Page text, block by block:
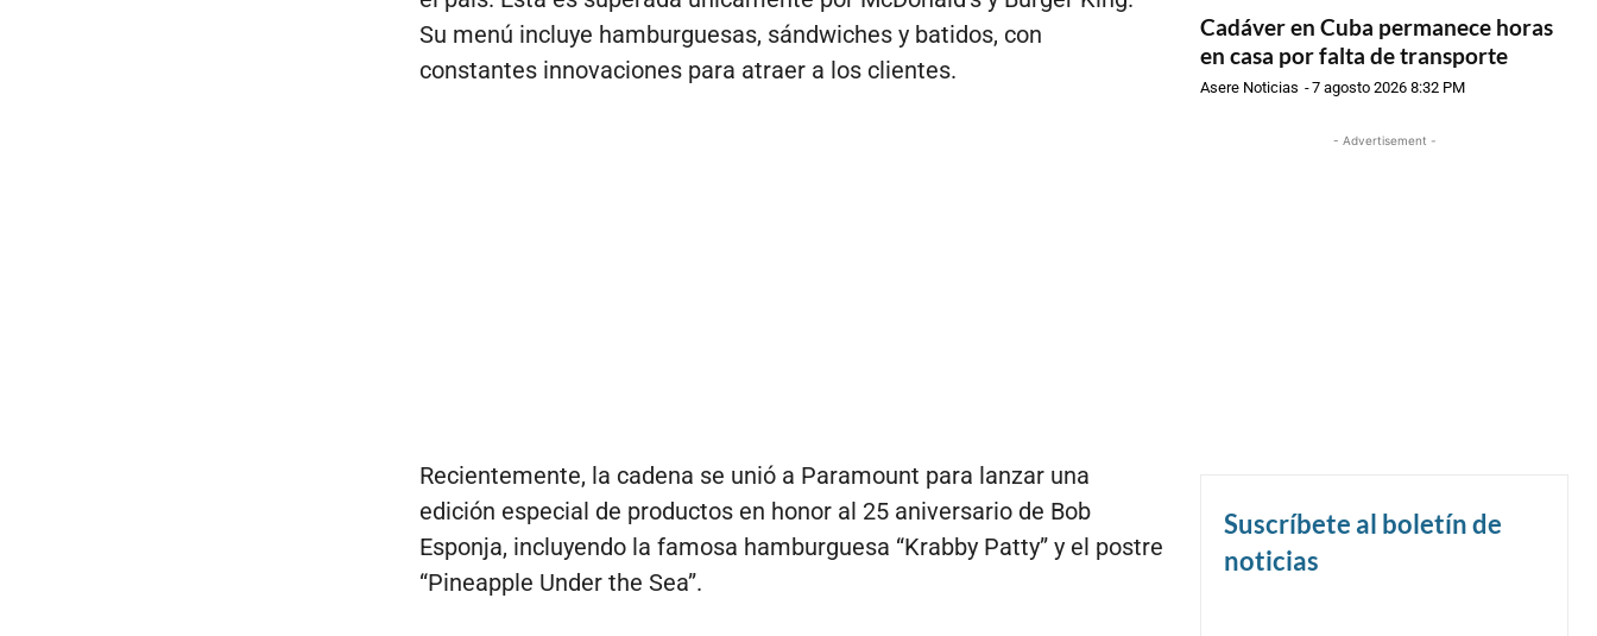
Su menú incluye hamburguesas, sándwiches y batidos, con
constantes innovaciones para atraer a los clientes.
Recientemente, la cadena se unió a Paramount para lanzar una
edición especial de productos en honor al 25 aniversario de Bob
Esponja, incluyendo la famosa hamburguesa “Krabby Patty” y el postre
“Pineapple Under the Sea”.
Cadáver en Cuba permanece horas
en casa por falta de transporte
Asere Noticias -7 agosto 2026 8:32 PM
- Advertisement -
Suscríbete al boletín de
noticias